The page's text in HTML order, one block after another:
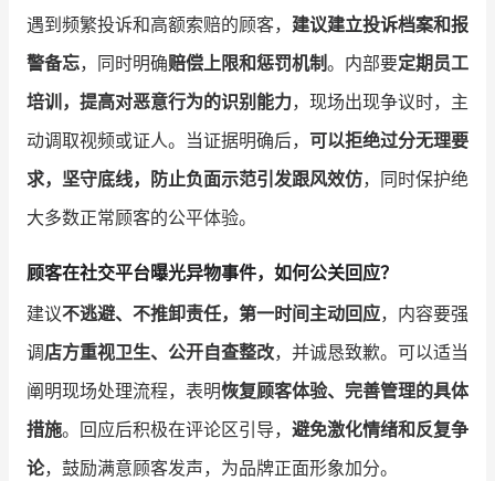
遇到频繁投诉和高额索赔的顾客， 建议建立投诉档案和报
警备忘，同时明确赔偿上限和惩罚机制。内部要定期员工
培训，提高对恶意行为的识别能力，现场出现争议时，主
动调取视频或证人。当证据明确后， 可以拒绝过分无理要
求，坚守底线，防止负面示范引发跟风效仿，同时保护绝
大多数正常顾客的公平体验。
顾客在社交平台曝光异物事件，如何公关回应？
建议不逃避、不推卸责任，第一时间主动回应，内容要强
调店方重视卫生、公开自查整改，并诚恳致歉。可以适当
阐明现场处理流程，表明恢复顾客体验、完善管理的具体
措施。回应后积极在评论区引导， 避免激化情绪和反复争
论，鼓励满意顾客发声，为品牌正面形象加分。